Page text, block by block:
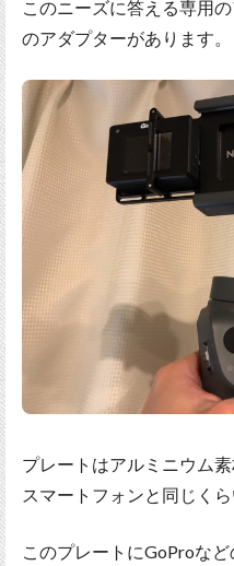
このニーズに答える専用
のアダプターがあります。
プレートはアルミニウム素
スマートフォンと同じくら
このプレートにGoProな